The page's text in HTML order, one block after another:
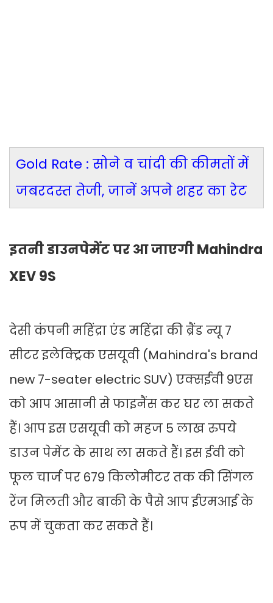
Gold Rate : सोने व चांदी की कीमतों में
जबरदस्त तेजी, जानें अपने शहर का रेट
इतनी डाउनपेमेंट पर आ जाएगी Mahindra
XEV 9S
देसी कंपनी महिंद्रा एंड महिंद्रा की ब्रैंड न्यू 7
सीटर इलेक्ट्रिक एसयूवी (Mahindra's brand
new 7-seater electric SUV) एक्सईवी 9एस
को आप आसानी से फाइनैंस कर घर ला सकते
हैं। आप इस एसयूवी को महज 5 लाख रुपये
डाउन पेमेंट के साथ ला सकते हैं। इस ईवी को
फूल चार्ज पर 679 किलोमीटर तक की सिंगल
रेंज मिलती और बाकी के पैसे आप ईएमआई के
रूप में चुकता कर सकते हैं।